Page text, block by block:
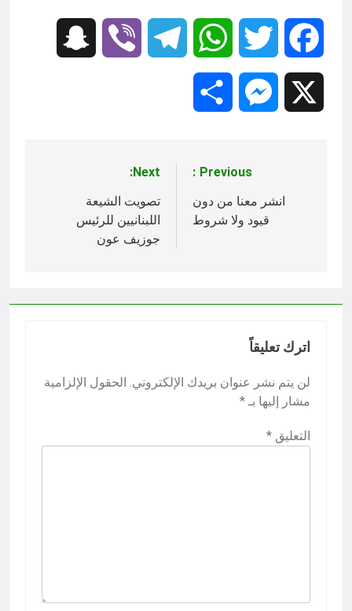
Facebook
Twitter
WhatsApp
Telegram
Viber
Messenger
المقالات
Previous:
انشر معنا من دون
قيود ولا شروط
Next:
تصويت الشيعة
اللبنانيين للرئيس
جوزيف عون
اترك تعليقاً
لن يتم نشر عنوان بريدك الإلكتروني. الحقول الإلزامية
مشار إليها بـ *
التعليق *